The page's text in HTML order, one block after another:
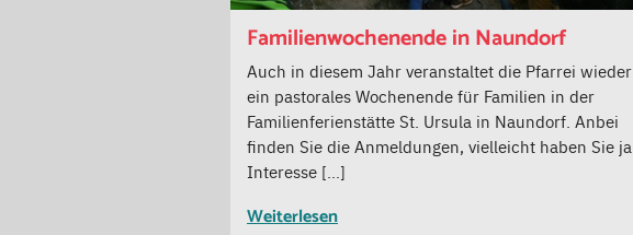
Familienwochenende in Naundorf
Auch in diesem Jahr veranstaltet die Pfarrei wieder
ein pastorales Wochenende für Familien in der
Familienferienstätte St. Ursula in Naundorf. Anbei
finden Sie die Anmeldungen, vielleicht haben Sie ja
Interesse […]
Weiterlesen